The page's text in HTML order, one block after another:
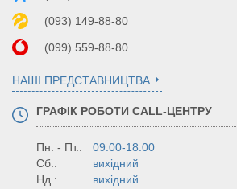
(093) 149-88-80
(099) 559-88-80
НАШІ ПРЕДСТАВНИЦТВА
ГРАФІК РОБОТИ CALL-ЦЕНТРУ
Пн. - Пт.:
09:00-18:00
Сб.:
вихідний
Нд.:
вихідний